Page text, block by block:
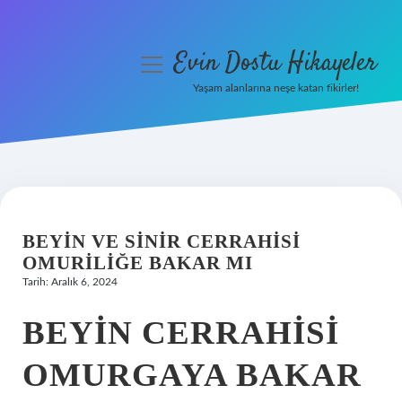
Hakkımızda
menüyüEvin Dostu Hikayeler
Yaşam alanlarına neşe katan fikirler!
BEYIN VE SINIR CERRAHISI
OMURILIĞE BAKAR MI
Tarih: Aralık 6, 2024
BEYIN CERRAHISI
OMURGAYA BAKAR